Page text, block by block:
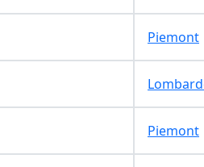
Piemont
Piemont